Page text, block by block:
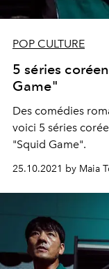
POP CULTURE
5 séries
Game"
Des comédies
voici 5 séries
"Squid Game".
25.10.2021 by Maia